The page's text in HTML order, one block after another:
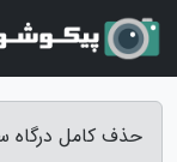
حذف کامل درگاه